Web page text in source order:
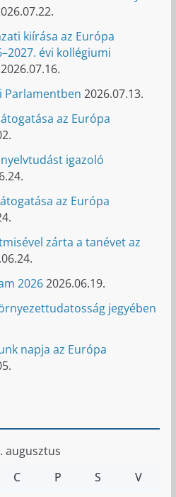
kiírása az Európa
évi kollégiumi
2026.07.16.
Parlamentben 2026.07.13.
az Európa
igazoló
az Európa
zárta a tanévet az
20262026.06.19.
jegyében
napja az Európa
augusztus
C P S V